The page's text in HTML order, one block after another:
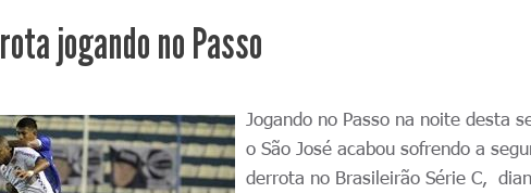
jogando no Passo
Jogando no Passo na noite desta
o São José acabou sofrendo a
derrota no Brasileirão Série C,